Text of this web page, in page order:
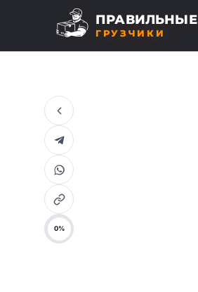
ПРАВИЛЬНЫЕ
ГРУЗЧИКИ